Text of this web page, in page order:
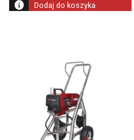
Dodaj do koszyka